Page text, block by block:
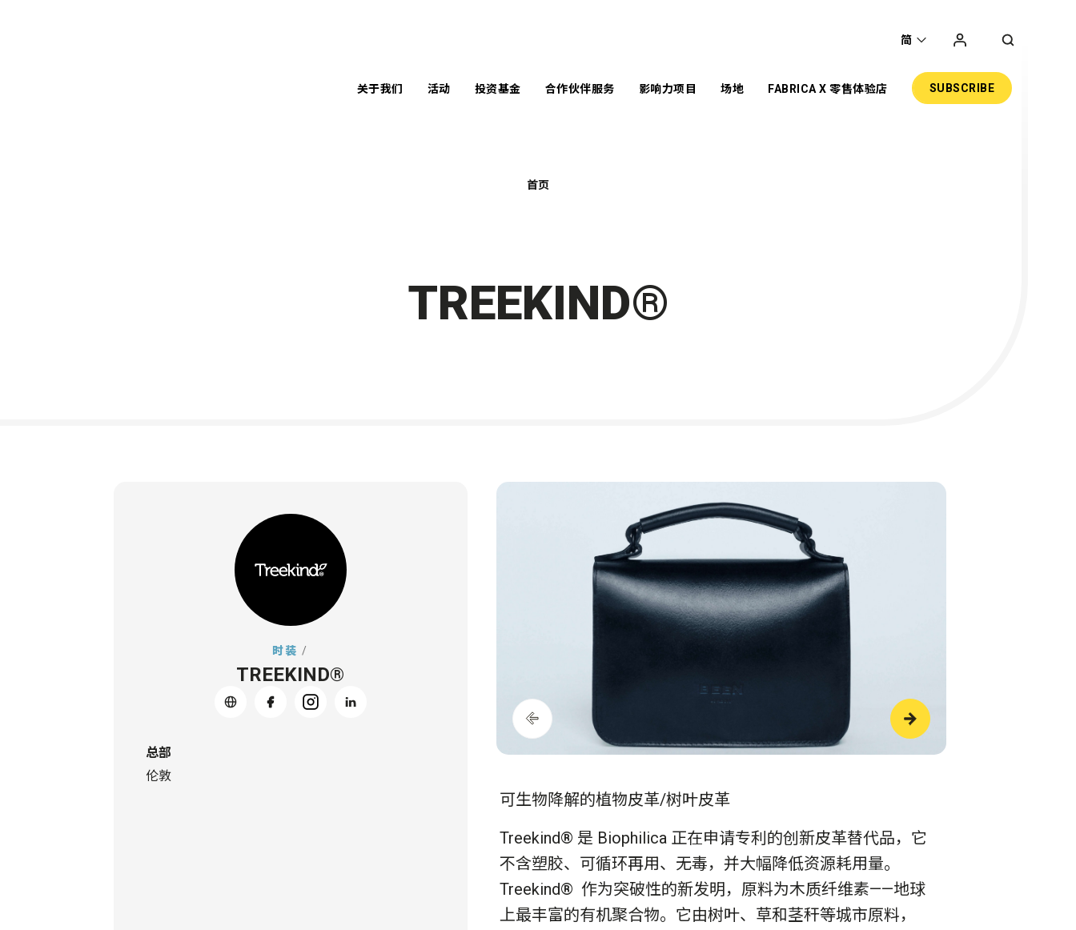
关于我们 活动 投资基金 合作伙伴服务
学校服务
影响力项目
Techstyle for
Social Good 比赛
场地 FABRICA X 零售体验店 SUBSCRIBE
简
首页
TREEKIND®
时装 /
TREEKIND®
总部
伦敦
可生物降解的植物皮革/树叶皮革
Treekind® 是 Biophilica 正在申请专利的创新皮革替代品，它
不含塑胶、可循环再用、无毒，并大幅降低资源耗用量。
Treekind® 作为突破性的新发明，原料为木质纤维素——地球
上最丰富的有机聚合物。它由树叶、草和茎秆等城市原料，